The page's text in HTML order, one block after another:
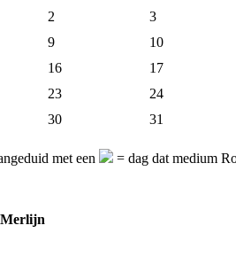
2 3
9 10
16 17
23 24
30 31
met een = dag dat medium